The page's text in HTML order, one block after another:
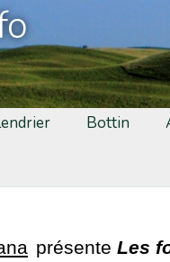
Bottin
présente Les